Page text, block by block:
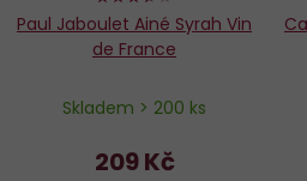
Paul Jaboulet Ainé Syrah Vin
de France
Skladem > 200 ks
209 Kč